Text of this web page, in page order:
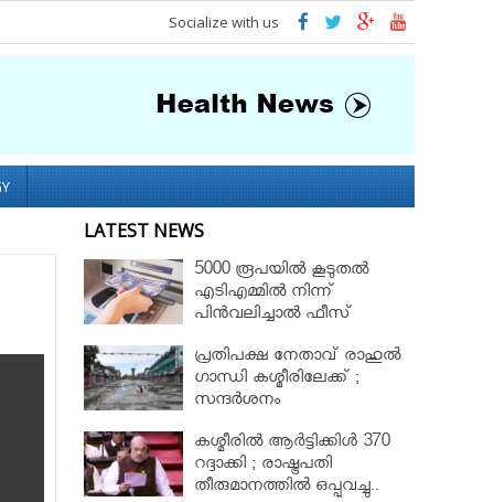
Socialize with us
LATEST NEWS
5000 രൂപയിൽ കൂടുതൽ
എടിഎമ്മിൽ നിന്ന്
പിൻവലിച്ചാൽ ഫീസ്
പ്രതിപക്ഷ നേതാവ് രാഹുല്‍
ഗാന്ധി കശ്മീരിലേക്ക് ;
സന്ദർശനം
അധികൃതര്‍
കശ്മീരിൽ ആര്‍ട്ടിക്കിള്‍ 370
റദ്ദാക്കി ; രാഷ്ട്രപതി
തീരുമാനത്തില്‍ ഒപ്പുവച്ചു..